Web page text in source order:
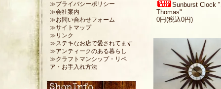
Sunburst Clock
Thomas"
0円(税込0円)
≫プライバシーポリシー
≫会社案内
≫お問い合わせフォーム
≫サイトマップ
≫リンク
≫ステキなお店で愛されてます
≫アンティークのある暮らし
≫クラフトマンシップ・リペ
ア・お手入れ方法